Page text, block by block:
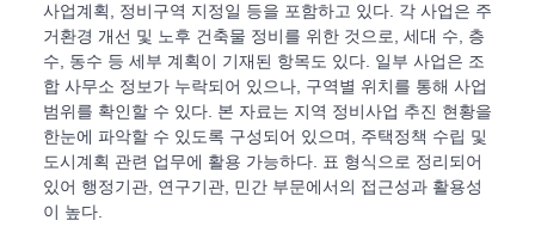
사업계획, 정비구역 지정일 등을 포함하고 있다. 각 사업은 주
거환경 개선 및 노후 건축물 정비를 위한 것으로, 세대 수, 층
수, 동수 등 세부 계획이 기재된 항목도 있다. 일부 사업은 조
합 사무소 정보가 누락되어 있으나, 구역별 위치를 통해 사업
범위를 확인할 수 있다. 본 자료는 지역 정비사업 추진 현황을
한눈에 파악할 수 있도록 구성되어 있으며, 주택정책 수립 및
도시계획 관련 업무에 활용 가능하다. 표 형식으로 정리되어
있어 행정기관, 연구기관, 민간 부문에서의 접근성과 활용성
이 높다.